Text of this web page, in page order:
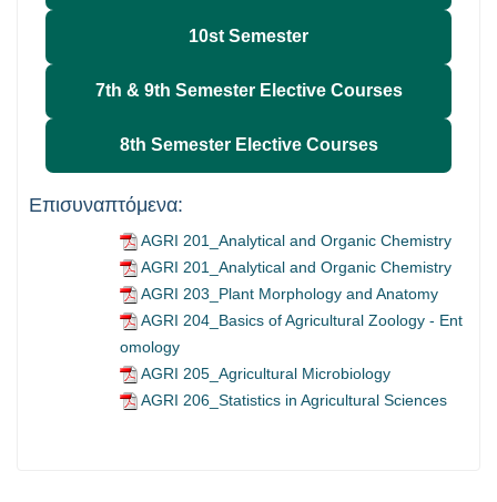
10st Semester
7th & 9th Semester Elective Courses
8th Semester Elective Courses
Επισυναπτόμενα:
AGRI 201_Analytical and Organic Chemistry
AGRI 201_Analytical and Organic Chemistry
AGRI 203_Plant Morphology and Anatomy
AGRI 204_Basics of Agricultural Zoology - Ent
omology
AGRI 205_Agricultural Microbiology
AGRI 206_Statistics in Agricultural Sciences